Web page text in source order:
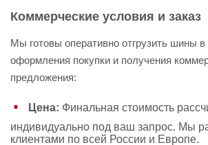
Коммерческие условия и заказ
Мы готовы оперативно отгрузить шины
оформления покупки и получения
предложения:
Цена: Финальная стоимость
индивидуально под ваш запрос. Мы
клиентами по всей России и Европе.